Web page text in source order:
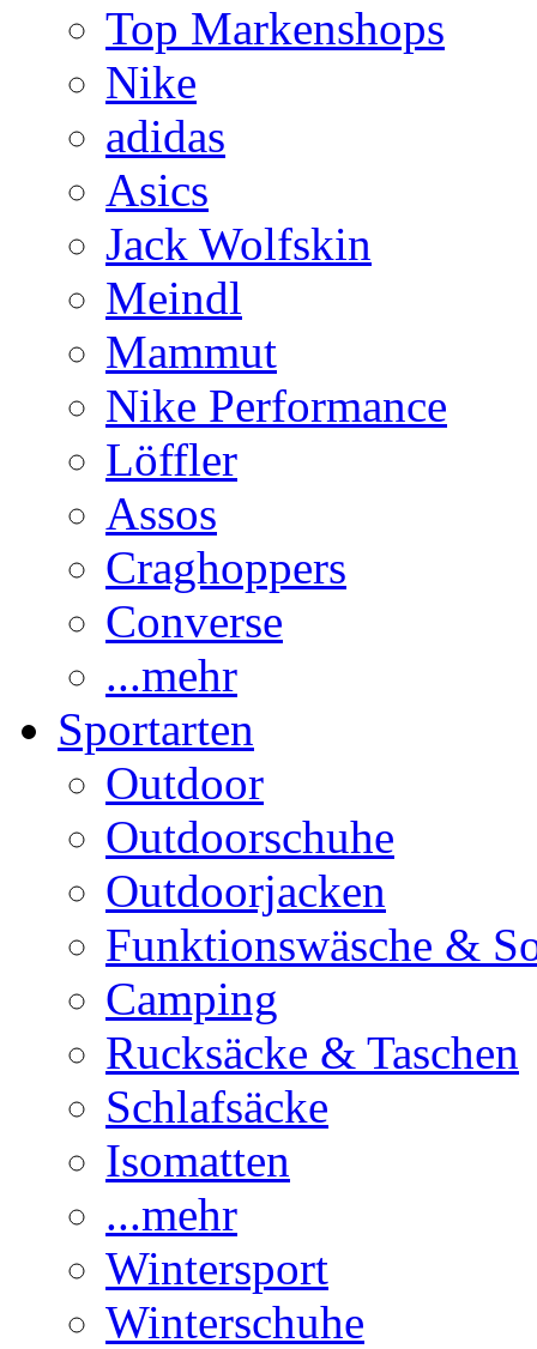
Top Markenshops
Nike
adidas
Asics
Jack Wolfskin
Meindl
Mammut
Nike Performance
Löffler
Assos
Craghoppers
Converse
...mehr
Sportarten
Outdoor
Outdoorschuhe
Outdoorjacken
Funktionswäsche &
Camping
Rucksäcke & Taschen
Schlafsäcke
Isomatten
...mehr
Wintersport
Winterschuhe